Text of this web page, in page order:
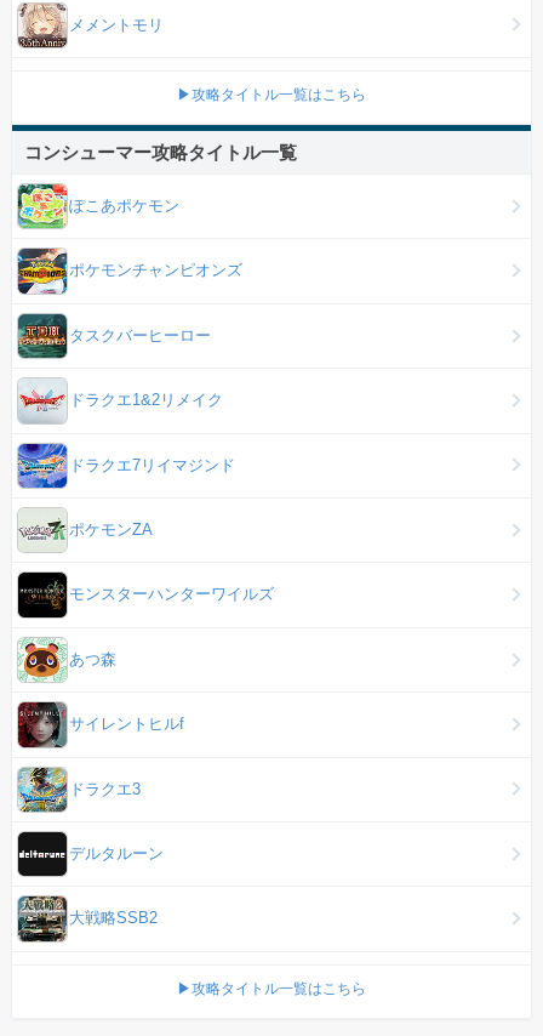
メメントモリ
▶攻略タイトル一覧はこちら
コンシューマー攻略タイトル一覧
ぽこあポケモン
ポケモンチャンピオンズ
タスクバーヒーロー
ドラクエ1&2リメイク
ドラクエ7リイマジンド
ポケモンZA
モンスターハンターワイルズ
あつ森
サイレントヒルf
ドラクエ3
デルタルーン
大戦略SSB2
▶攻略タイトル一覧はこちら